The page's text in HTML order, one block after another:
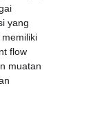
yang
flow
muatan